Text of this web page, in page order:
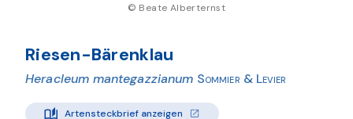
© Beate Alberternst
Riesen-Bärenklau
Heracleum mantegazzianum Sommier & Levier
Artensteckbrief anzeigen